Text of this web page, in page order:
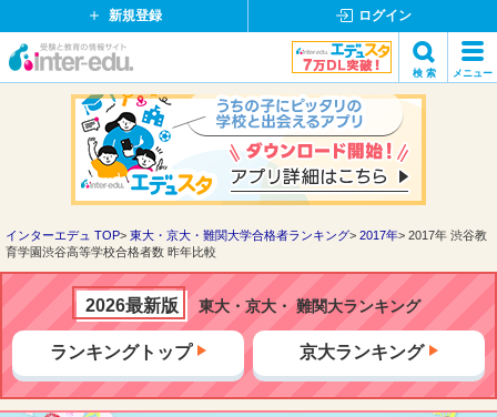
新規登録 ログイン
イ
ド
ッ
ト
検 索 メニュー
検索
インターエデュ TOP 東大・京大・難関大学合格者ランキング 2017年
2017年 渋谷教
育学園渋谷高等学校合格者数 昨年比較
2026最新版 東大・京大・ 難関大ランキング
ランキングトップ 京大ランキング